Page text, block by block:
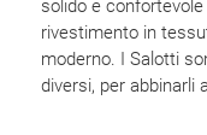
solido e
rivestimento in
moderno. I Salotti
diversi, per abbinarli